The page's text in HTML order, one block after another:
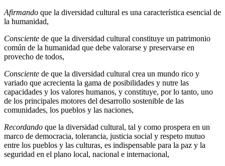
Afirmando que la diversidad cultural es una característica esencial de
la humanidad,
Consciente de que la diversidad cultural constituye un patrimonio
común de la humanidad que debe valorarse y preservarse en
provecho de todos,
Consciente de que la diversidad cultural crea un mundo rico y
variado que acrecienta la gama de posibilidades y nutre las
capacidades y los valores humanos, y constituye, por lo tanto, uno
de los principales motores del desarrollo sostenible de las
comunidades, los pueblos y las naciones,
Recordando que la diversidad cultural, tal y como prospera en un
marco de democracia, tolerancia, justicia social y respeto mutuo
entre los pueblos y las culturas, es indispensable para la paz y la
seguridad en el plano local, nacional e internacional,